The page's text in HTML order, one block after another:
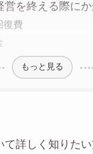
営を終える際にか
復費
もっと見る
て詳しく知りた